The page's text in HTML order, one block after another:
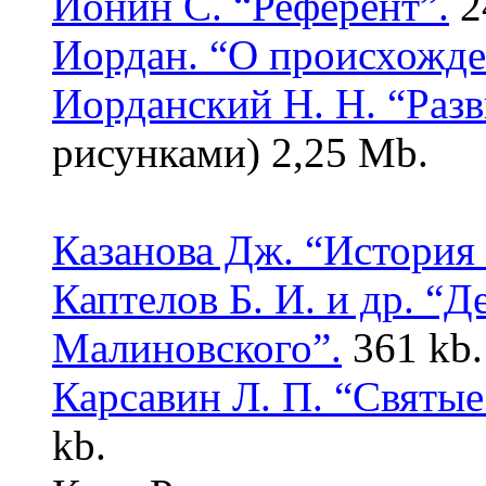
Иордан. “О
Иорданский Н. Н.
рисунками) 2,25 Mb.
Казанова Дж.
Каптелов Б. И. и др.
Малиновского”. 361
Карсавин Л. П.
kb.